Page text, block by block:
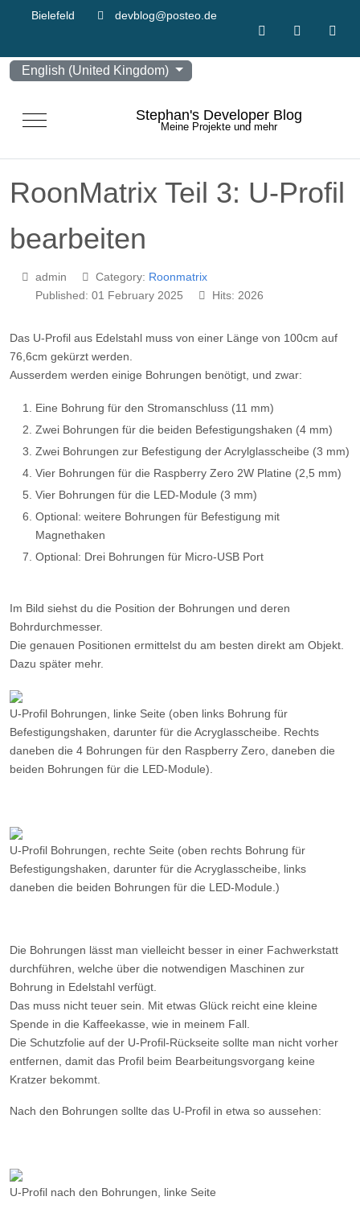
Bielefeld devblog@posteo.de
Select your language
English (United Kingdom)
Mobile Menu Toggle Stephan's Developer Blog
Meine Projekte und mehr
RoonMatrix Teil 3: U-Profil
bearbeiten
admin Category: Roonmatrix
Published: 01 February 2025
Hits: 2026
Das U-Profil aus Edelstahl muss von einer Länge von 100cm auf
76,6cm gekürzt werden.
Ausserdem werden einige Bohrungen benötigt, und zwar:
Eine Bohrung für den Stromanschluss (11 mm)
Zwei Bohrungen für die beiden Befestigungshaken (4 mm)
Zwei Bohrungen zur Befestigung der Acrylglasscheibe (3 mm)
Vier Bohrungen für die Raspberry Zero 2W Platine (2,5 mm)
Vier Bohrungen für die LED-Module (3 mm)
Optional: weitere Bohrungen für Befestigung mit
Magnethaken
Optional: Drei Bohrungen für Micro-USB Port
Im Bild siehst du die Position der Bohrungen und deren
Bohrdurchmesser.
Die genauen Positionen ermittelst du am besten direkt am Objekt.
Dazu später mehr.
U-Profil Bohrungen, linke Seite (oben links Bohrung für
Befestigungshaken, darunter für die Acryglasscheibe. Rechts
daneben die 4 Bohrungen für den Raspberry Zero, daneben die
beiden Bohrungen für die LED-Module).
U-Profil Bohrungen, rechte Seite (oben rechts Bohrung für
Befestigungshaken, darunter für die Acryglasscheibe, links
daneben die beiden Bohrungen für die LED-Module.)
Die Bohrungen lässt man vielleicht besser in einer Fachwerkstatt
durchführen, welche über die notwendigen Maschinen zur
Bohrung in Edelstahl verfügt.
Das muss nicht teuer sein. Mit etwas Glück reicht eine kleine
Spende in die Kaffeekasse, wie in meinem Fall.
Die Schutzfolie auf der U-Profil-Rückseite sollte man nicht vorher
entfernen, damit das Profil beim Bearbeitungsvorgang keine
Kratzer bekommt.
Nach den Bohrungen sollte das U-Profil in etwa so aussehen:
U-Profil nach den Bohrungen, linke Seite